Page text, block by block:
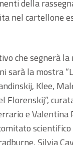
della
nel cartellone
che segnerà
sarà la mostra
Klee,
Florenskij”,
e Valentina
scientifico